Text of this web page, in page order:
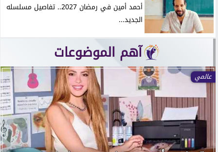
أحمد أمين في رمضان 2027.. تفاصيل مسلسله
الجديد...
آهم الموضوعات
عالمي